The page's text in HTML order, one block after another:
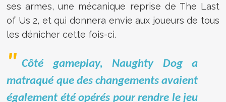
ses armes, une mécanique reprise de The Last
of Us 2, et qui donnera envie aux joueurs de tous
les dénicher cette fois-ci.
Côté gameplay, Naughty Dog a
matraqué que des changements avaient
également été opérés pour rendre le jeu